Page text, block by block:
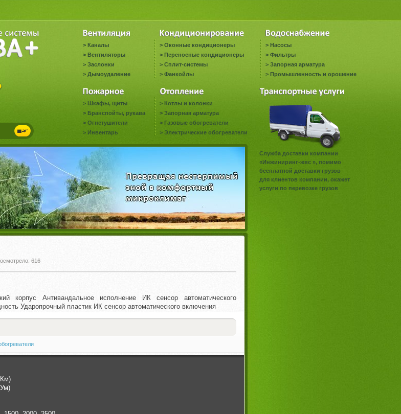
> Каналы
> Вентиляторы
> Заслонки
> Дымоудаление
> Оконные кондиционеры
> Переносные кондиционеры
> Сплит-системы
> Фанкойлы
> Насосы
> Фильтры
> Запорная арматура
> Промышленность и орошение
> Шкафы, щиты
> Бранспойты, рукава
> Огнетушители
> Инвентарь
> Котлы и колонки
> Запорная арматура
> Газовые обогреватели
> Электрические обогреватели
616
корпус Антивандальное исполнение ИК сенсор автоматического
Ударопрочный пластик ИК сенсор автоматического включения
Служба доставки компании
«Инжиниринг-жвс », помимо
бесплатной доставки грузов
для клиентов компании, окажет
услуги по перевозке грузов